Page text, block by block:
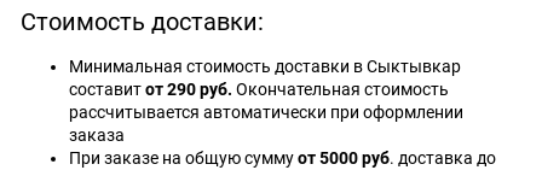
Стоимость доставки:
Минимальная стоимость доставки в Сыктывкар
составитот 290 руб. Окончательная стоимость
рассчитывается автоматически при оформлении
заказа
При заказе на общую суммуот 5000 руб. доставка до